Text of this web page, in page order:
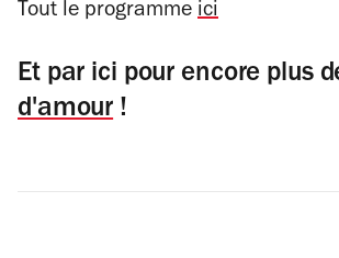
Tout le programme ici
Et par ici pour encore plus
d'amour!